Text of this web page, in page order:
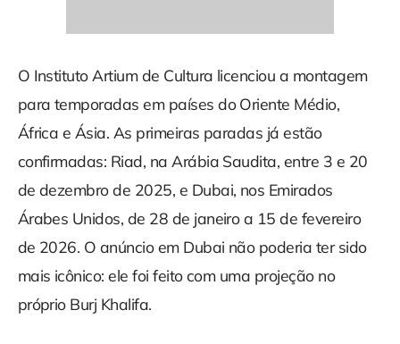
O Instituto Artium de Cultura licenciou a montagem
para temporadas em países do Oriente Médio,
África e Ásia. As primeiras paradas já estão
confirmadas: Riad, na Arábia Saudita, entre 3 e 20
de dezembro de 2025, e Dubai, nos Emirados
Árabes Unidos, de 28 de janeiro a 15 de fevereiro
de 2026. O anúncio em Dubai não poderia ter sido
mais icônico: ele foi feito com uma projeção no
próprio Burj Khalifa.